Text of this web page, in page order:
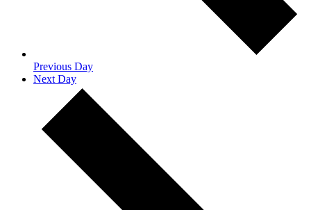
Previous Day
Next Day